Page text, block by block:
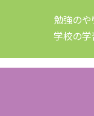
勉強のや
学校の学